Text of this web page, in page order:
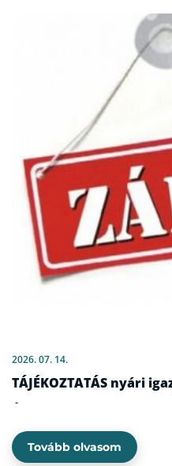
2026. 07. 14.
TÁJÉKOZTATÁS nyári
-
Tovább olvasom